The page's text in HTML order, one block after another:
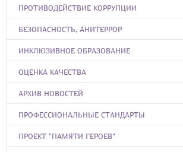
ПРОТИВОДЕЙСТВИЕ КОРРУПЦИИ
БЕЗОПАСНОСТЬ, АНИТЕРРОР
ИНКЛЮЗИВНОЕ ОБРАЗОВАНИЕ
ОЦЕНКА КАЧЕСТВА
АРХИВ НОВОСТЕЙ
ПРОФЕССИОНАЛЬНЫЕ СТАНДАРТЫ
ПРОЕКТ "ПАМЯТИ ГЕРОЕВ"